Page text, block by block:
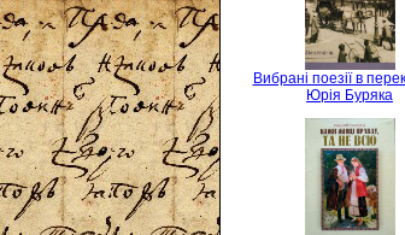
Вибрані поезії в
Юрія Буряка